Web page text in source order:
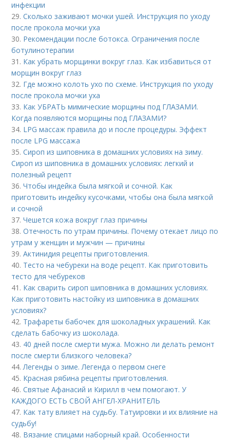
инфекции
29.Сколько заживают мочки ушей. Инструкция по уходу
после прокола мочки уха
30. Рекомендации после ботокса. Ограничения после
ботулинотерапии
31. Как убрать морщинки вокруг глаз. Как избавиться от
морщин вокруг глаз
32. Где можно колоть ухо по схеме. Инструкция по уходу
после прокола мочки уха
33. Как УБРАТЬ мимические морщины под ГЛАЗАМИ.
Когда появляются морщины под ГЛАЗАМИ?
34. LPG массаж правила до и после процедуры. Эффект
после LPG массажа
35.Сироп из шиповника в домашних условиях на зиму.
Сироп из шиповника в домашних условиях: легкий и
полезный рецепт
36.Чтобы индейка была мягкой и сочной. Как
приготовить индейку кусочками, чтобы она была мягкой
и сочной
37.Чешется кожа вокруг глаз причины
38.Отечность по утрам причины. Почему отекает лицо по
утрам у женщин и мужчин — причины
39.Актинидия рецепты приготовления.
40. Тесто на чебуреки на воде рецепт. Как приготовить
тесто для чебуреков
41. Как сварить сироп шиповника в домашних условиях.
Как приготовить настойку из шиповника в домашних
условиях?
42. Трафареты бабочек для шоколадных украшений. Как
сделать бабочку из шоколада.
43. 40 дней после смерти мужа. Можно ли делать ремонт
после смерти близкого человека?
44.Легенды о зиме. Легенда о первом снеге
45. Красная рябина рецепты приготовления.
46.Святые Афанасий и Кирилл в чем помогают. У
КАЖДОГО ЕСТЬ СВОЙ АНГЕЛ-ХРАНИТЕЛЬ
47. Как тату влияет на судьбу. Татуировки и их влияние на
судьбу!
48. Вязание спицами наборный край. Особенности